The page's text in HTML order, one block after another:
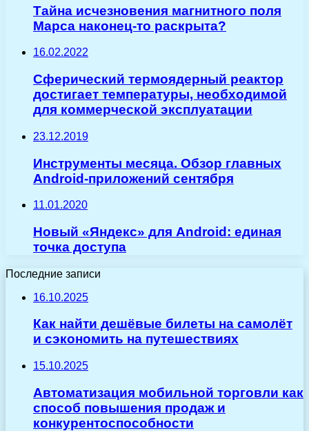
Тайна исчезновения магнитного поля
Марса наконец-то раскрыта?
16.02.2022
Сферический термоядерный реактор
достигает температуры, необходимой
для коммерческой эксплуатации
23.12.2019
Инструменты месяца. Обзор главных
Android-приложений сентября
11.01.2020
Новый «Яндекс» для Android: единая
точка доступа
Последние записи
16.10.2025
Как найти дешёвые билеты на самолёт
и сэкономить на путешествиях
15.10.2025
Автоматизация мобильной торговли как
способ повышения продаж и
конкурентоспособности